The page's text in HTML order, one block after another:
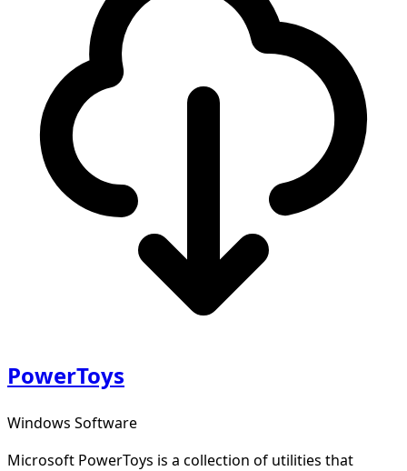
PowerToys
Windows Software
Microsoft PowerToys is a collection of utilities that